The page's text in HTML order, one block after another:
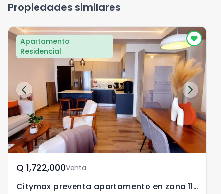
Propiedades similares
Apartamento
Residencial
Q	1,722,000Venta
Citymax preventa apartamento en zona 11 Edificio Endora